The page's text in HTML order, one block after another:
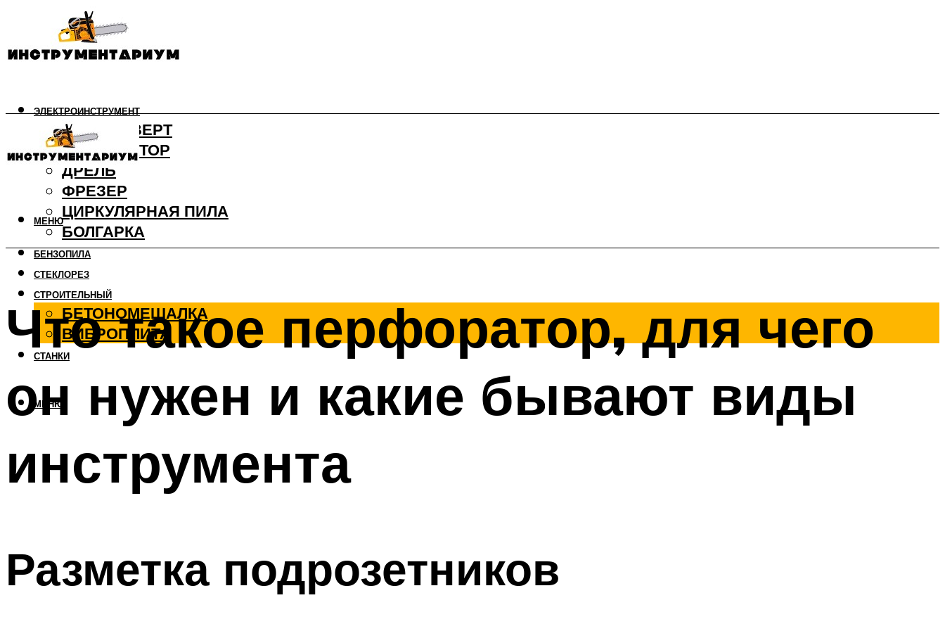
ЭЛЕКТРОИНСТРУМЕНТ
ШУРУПОВЕРТ
ПЕРФОРАТОР
ДРЕЛЬ
ФРЕЗЕР
ЦИРКУЛЯРНАЯ ПИЛА
БОЛГАРКА
БЕНЗОПИЛА
СТЕКЛОРЕЗ
СТРОИТЕЛЬНЫЙ
БЕТОНОМЕШАЛКА
ВИБРОПЛИТА
СТАНКИ
МЕНЮ
МЕНЮ
Что такое перфоратор, для чего
он нужен и какие бывают виды
инструмента
Разметка подрозетников